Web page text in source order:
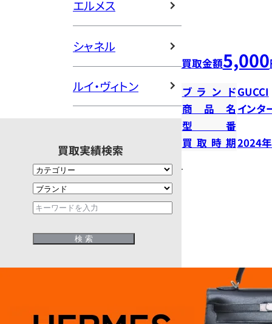
エルメス
シャネル
ルイ・ヴィトン
買取実績検索
買取金額5,000
ブランドGUCCI
商品名 インタ
型番
買取時期2024